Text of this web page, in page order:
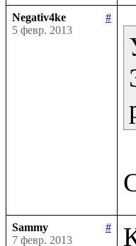
Negativ4ke
#
5 февр. 2013
Sammy
#
7 февр. 2013